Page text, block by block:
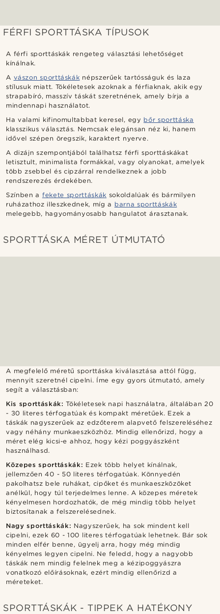
FÉRFI SPORTTÁSKA TÍPUSOK
A férfi sporttáskák rengeteg választási lehetőséget
kínálnak.
A vászon sporttáskák népszerűek tartósságuk és laza
stílusuk miatt. Tökéletesek azoknak a férfiaknak, akik egy
strapabíró, masszív táskát szeretnének, amely bírja a
mindennapi használatot.
Ha valami kifinomultabbat keresel, egy bőr sporttáska
klasszikus választás. Nemcsak elegánsan néz ki, hanem
idővel szépen öregszik, karaktert nyerve.
A dizájn szempontjából találhatsz férfi sporttáskákat
letisztult, minimalista formákkal, vagy olyanokat, amelyek
több zsebbel és cipzárral rendelkeznek a jobb
rendszerezés érdekében.
Színben a fekete sporttáskák sokoldalúak és bármilyen
ruházathoz illeszkednek, míg a barna sporttáskák
melegebb, hagyományosabb hangulatot árasztanak.
SPORTTÁSKA MÉRET ÚTMUTATÓ
A megfelelő méretű sporttáska kiválasztása attól függ,
mennyit szeretnél cipelni. Íme egy gyors útmutató, amely
segít a választásban:
Kis sporttáskák:Tökéletesek napi használatra, általában 20
- 30 literes térfogatúak és kompakt méretűek. Ezek a
táskák nagyszerűek az edzőterem alapvető felszereléséhez
vagy néhány munkaeszközhöz. Mindig ellenőrizd, hogy a
méret elég kicsi-e ahhoz, hogy kézi poggyászként
használhasd.
Közepes sporttáskák: Ezek több helyet kínálnak,
jellemzően 40 - 50 literes térfogatúak. Könnyedén
pakolhatsz bele ruhákat, cipőket és munkaeszközöket
anélkül, hogy túl terjedelmes lenne. A közepes méretek
kényelmesen hordozhatók, de még mindig több helyet
biztosítanak a felszerelésednek.
Nagy sporttáskák: Nagyszerűek, ha sok mindent kell
cipelni, ezek 60 - 100 literes térfogatúak lehetnek. Bár sok
minden elfér benne, ügyelj arra, hogy még mindig
kényelmes legyen cipelni. Ne feledd, hogy a nagyobb
táskák nem mindig felelnek meg a kézipoggyászra
vonatkozó előírásoknak, ezért mindig ellenőrizd a
méreteket.
SPORTTÁSKÁK - TIPPEK A HATÉKONY